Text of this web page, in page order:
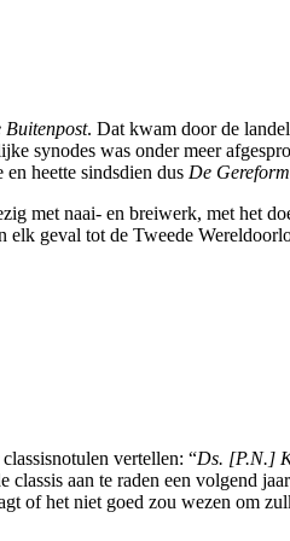
Buitenpost. Dat kwam door de
synodes was onder meer
heette sindsdien dus De
met naai- en breiwerk, met het
elk geval tot de Tweede
vertellen: “Ds. [P.N.]
aan te raden een volgend
of het niet goed zou wezen om